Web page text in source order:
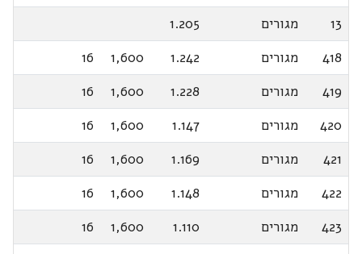
13
מגורים
1.205
418
מגורים 1.242
1,600
16
419
מגורים 1.228
1,600
16
420
מגורים 1.147
1,600
16
421
מגורים 1.169
1,600
16
422
מגורים 1.148
1,600
16
423
מגורים 1.110
1,600
16